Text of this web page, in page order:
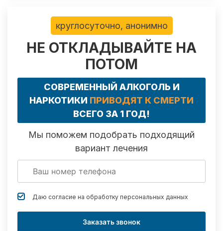
круглосуточно, анонимно
НЕ ОТКЛАДЫВАЙТЕ НА
ПОТОМ
СОВРЕМЕННЫЙ АЛКОГОЛЬ И
НАРКОТИКИ ПРИВОДЯТ К СМЕРТИ
ВСЕГО ЗА 1 ГОД!
Мы поможем подобрать подходящий
вариант лечения
Даю согласие на обработку персональных данных
Заказать звонок